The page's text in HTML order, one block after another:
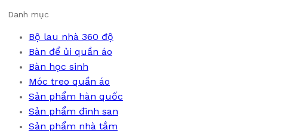
Danh mục
Bộ lau nhà 360 độ
Bàn để ủi quần áo
Bàn học sinh
Móc treo quần áo
Sản phẩm hàn quốc
Sản phẩm đinh san
Sản phẩm nhà tắm